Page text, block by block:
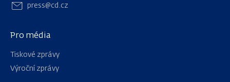
press@cd.cz
Pro média
Tiskové zprávy
Výroční zprávy